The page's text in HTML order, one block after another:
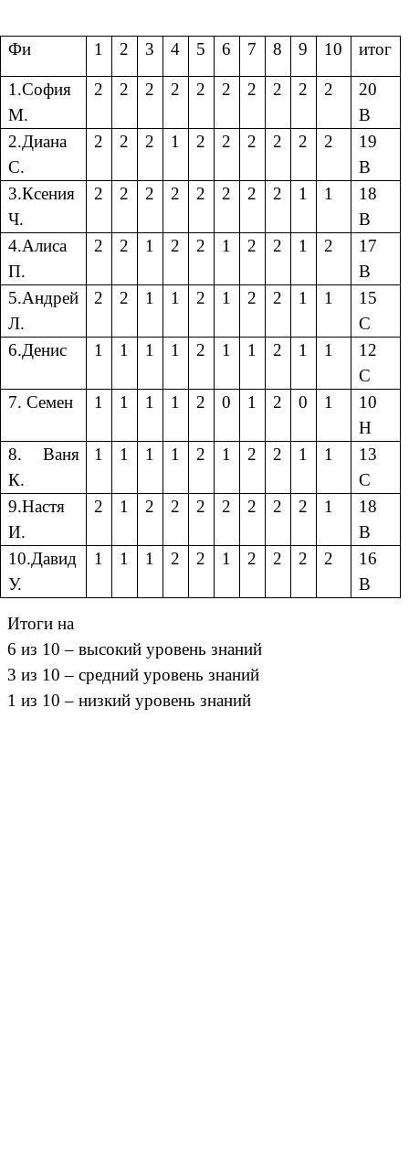
Фи 1 2 3 4 5 6 7 8 9 10 итог
1.София
М.
2 2 2 2 2 2 2 2 2 2
20
В
2.Диана
С.
2 2 2 1 2 2 2 2 2 2
19
В
3.Ксения
Ч.
2 2 2 2 2 2 2 2 1 1
18
В
4.Алиса
П.
2 2 1 2 2 1 2 2 1 2
17
В
5.Андрей
Л.
2 2 1 1 2 1 2 2 1 1
15
С
6.Денис
1 1 1 1 2 1 1 2 1 1
12
С
7. Семен
1 1 1 1 2 0 1 2 0 1
10
Н
8. Ваня
К.
1 1 1 1 2 1 2 2 1 1
13
С
9.Настя
И.
2 1 2 2 2 2 2 2 2 1
18
В
10.Давид
У.
1 1 1 2 2 1 2 2 2 2
16
В
Итоги на
6 из 10 – высокий уровень знаний
3 из 10 – средний уровень знаний
1 из 10 – низкий уровень знаний